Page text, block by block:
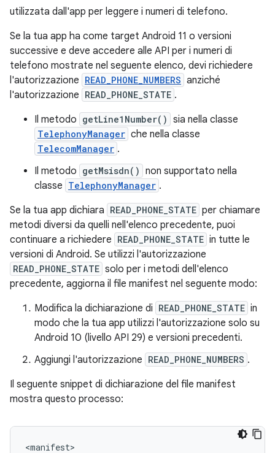
utilizzata dall'app per leggere i numeri di telefono.
Se la tua app ha come target Android 11 o versioni
successive e deve accedere alle API per i numeri di
telefono mostrate nel seguente elenco, devi richiedere
l'autorizzazione READ_PHONE_NUMBERS anziché
l'autorizzazione READ_PHONE_STATE .
Il metodo getLine1Number() sia nella classe
TelephonyManager che nella classe
TelecomManager .
Il metodo getMsisdn() non supportato nella
classe TelephonyManager .
Se la tua app dichiara READ_PHONE_STATE per chiamare
metodi diversi da quelli nell'elenco precedente, puoi
continuare a richiedere READ_PHONE_STATE in tutte le
versioni di Android. Se utilizzi l'autorizzazione
READ_PHONE_STATE solo per i metodi dell'elenco
precedente, aggiorna il file manifest nel seguente modo:
Modifica la dichiarazione di READ_PHONE_STATE in
modo che la tua app utilizzi l'autorizzazione solo su
Android 10 (livello API 29) e versioni precedenti.
Aggiungi l'autorizzazione READ_PHONE_NUMBERS .
Il seguente snippet di dichiarazione del file manifest
mostra questo processo: